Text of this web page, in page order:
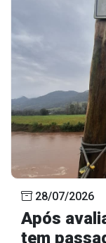
28/07/2026
Após
tem